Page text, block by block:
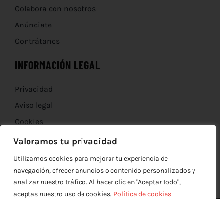
Valoramos tu privacidad
Utilizamos cookies para mejorar tu experiencia de
navegación, ofrecer anuncios o contenido personalizados y
analizar nuestro tráfico. Al hacer clic en "Aceptar todo",
aceptas nuestro uso de cookies. Política de cookies
Colabora con nosotros
Anúnciate
Contrátanos
INFORMACIÓN LEGAL
Privacidad
Aviso legal
Cookies
Devoluciones